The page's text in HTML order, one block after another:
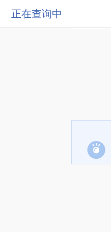
正在查询中